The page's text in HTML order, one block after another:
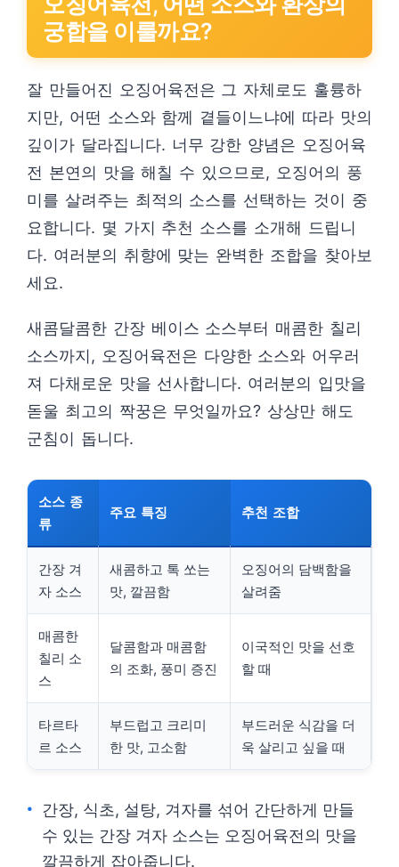
궁합을 이룰까요?
잘 만들어진 오징어육전은 그 자체로도 훌륭하
지만, 어떤 소스와 함께 곁들이느냐에 따라 맛의
깊이가 달라집니다. 너무 강한 양념은 오징어육
전 본연의 맛을 해칠 수 있으므로, 오징어의 풍
미를 살려주는 최적의 소스를 선택하는 것이 중
요합니다. 몇 가지 추천 소스를 소개해 드립니
다. 여러분의 취향에 맞는 완벽한 조합을 찾아보
세요.
새콤달콤한 간장 베이스 소스부터 매콤한 칠리
소스까지, 오징어육전은 다양한 소스와 어우러
져 다채로운 맛을 선사합니다. 여러분의 입맛을
돋울 최고의 짝꿍은 무엇일까요? 상상만 해도
군침이 돕니다.
소스 종
류
주요 특징 추천 조합
간장 겨
자 소스
새콤하고 톡 쏘는
맛, 깔끔함
오징어의 담백함을
살려줌
매콤한
칠리 소
스
달콤함과 매콤함
의 조화, 풍미 증진
이국적인 맛을 선호
할 때
타르타
르 소스
부드럽고 크리미
한 맛, 고소함
부드러운 식감을 더
욱 살리고 싶을 때
간장, 식초, 설탕, 겨자를 섞어 간단하게 만들
수 있는 간장 겨자 소스는 오징어육전의 맛을
깔끔하게 잡아줍니다.